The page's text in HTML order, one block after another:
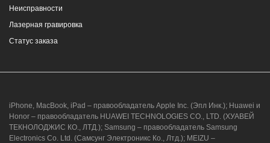
Неисправности
Лазерная гравировка
Статус заказа
iPhone, MacBook, iPad – правообладатель Apple Inc. (Эпл Инк.); Huawei и
Honor – правообладатель HUAWEI TECHNOLOGIES CO., LTD. (ХУАВЕЙ
ТЕКНОЛОДЖИС КО., ЛТД.); Samsung – правообладатель Samsung
Electronics Co. Ltd. (Самсунг Электроникс Ко., Лтд.); MEIZU –